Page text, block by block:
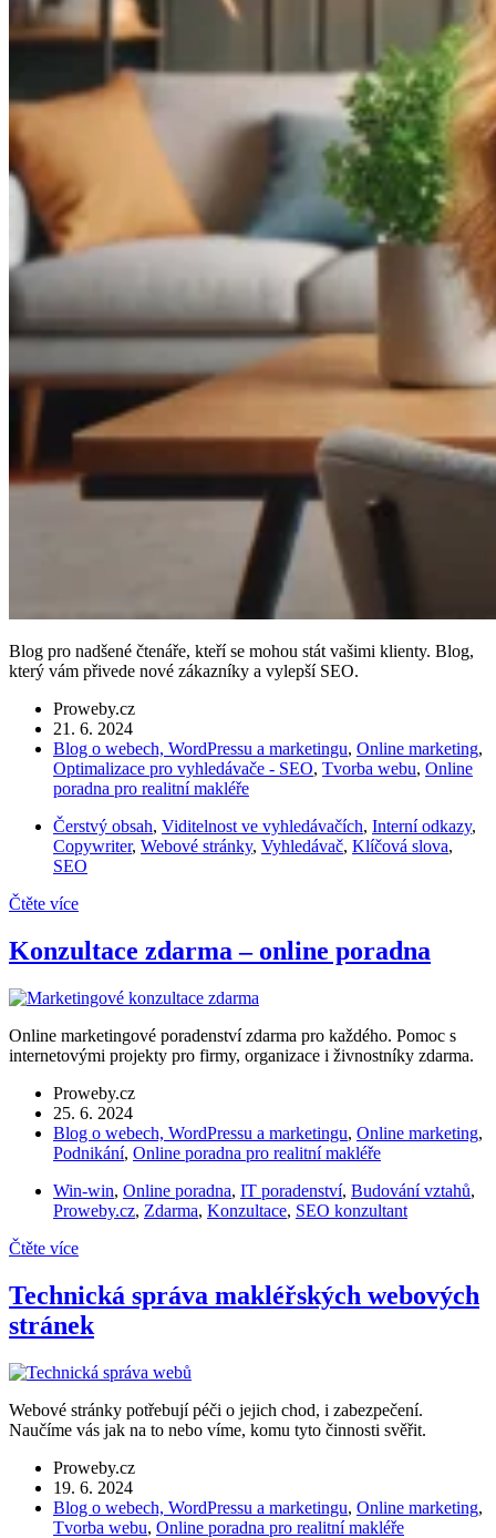
Blog pro nadšené čtenáře, kteří se mohou stát vašimi klienty. Blog,
který vám přivede nové zákazníky a vylepší SEO.
Proweby.cz
21. 6. 2024
Blog o webech, WordPressu a marketingu, Online marketing,
Optimalizace pro vyhledávače - SEO, Tvorba webu, Online
poradna pro realitní makléře
Čerstvý obsah, Viditelnost ve vyhledávačích, Interní odkazy,
Copywriter, Webové stránky, Vyhledávač, Klíčová slova,
SEO
Čtěte více
Konzultace zdarma – online poradna
Online marketingové poradenství zdarma pro každého. Pomoc s
internetovými projekty pro firmy, organizace i živnostníky zdarma.
Proweby.cz
25. 6. 2024
Blog o webech, WordPressu a marketingu, Online marketing,
Podnikání, Online poradna pro realitní makléře
Win-win, Online poradna, IT poradenství, Budování vztahů,
Proweby.cz, Zdarma, Konzultace, SEO konzultant
Čtěte více
Technická správa makléřských webových
stránek
Webové stránky potřebují péči o jejich chod, i zabezpečení.
Naučíme vás jak na to nebo víme, komu tyto činnosti svěřit.
Proweby.cz
19. 6. 2024
Blog o webech, WordPressu a marketingu, Online marketing,
Tvorba webu, Online poradna pro realitní makléře